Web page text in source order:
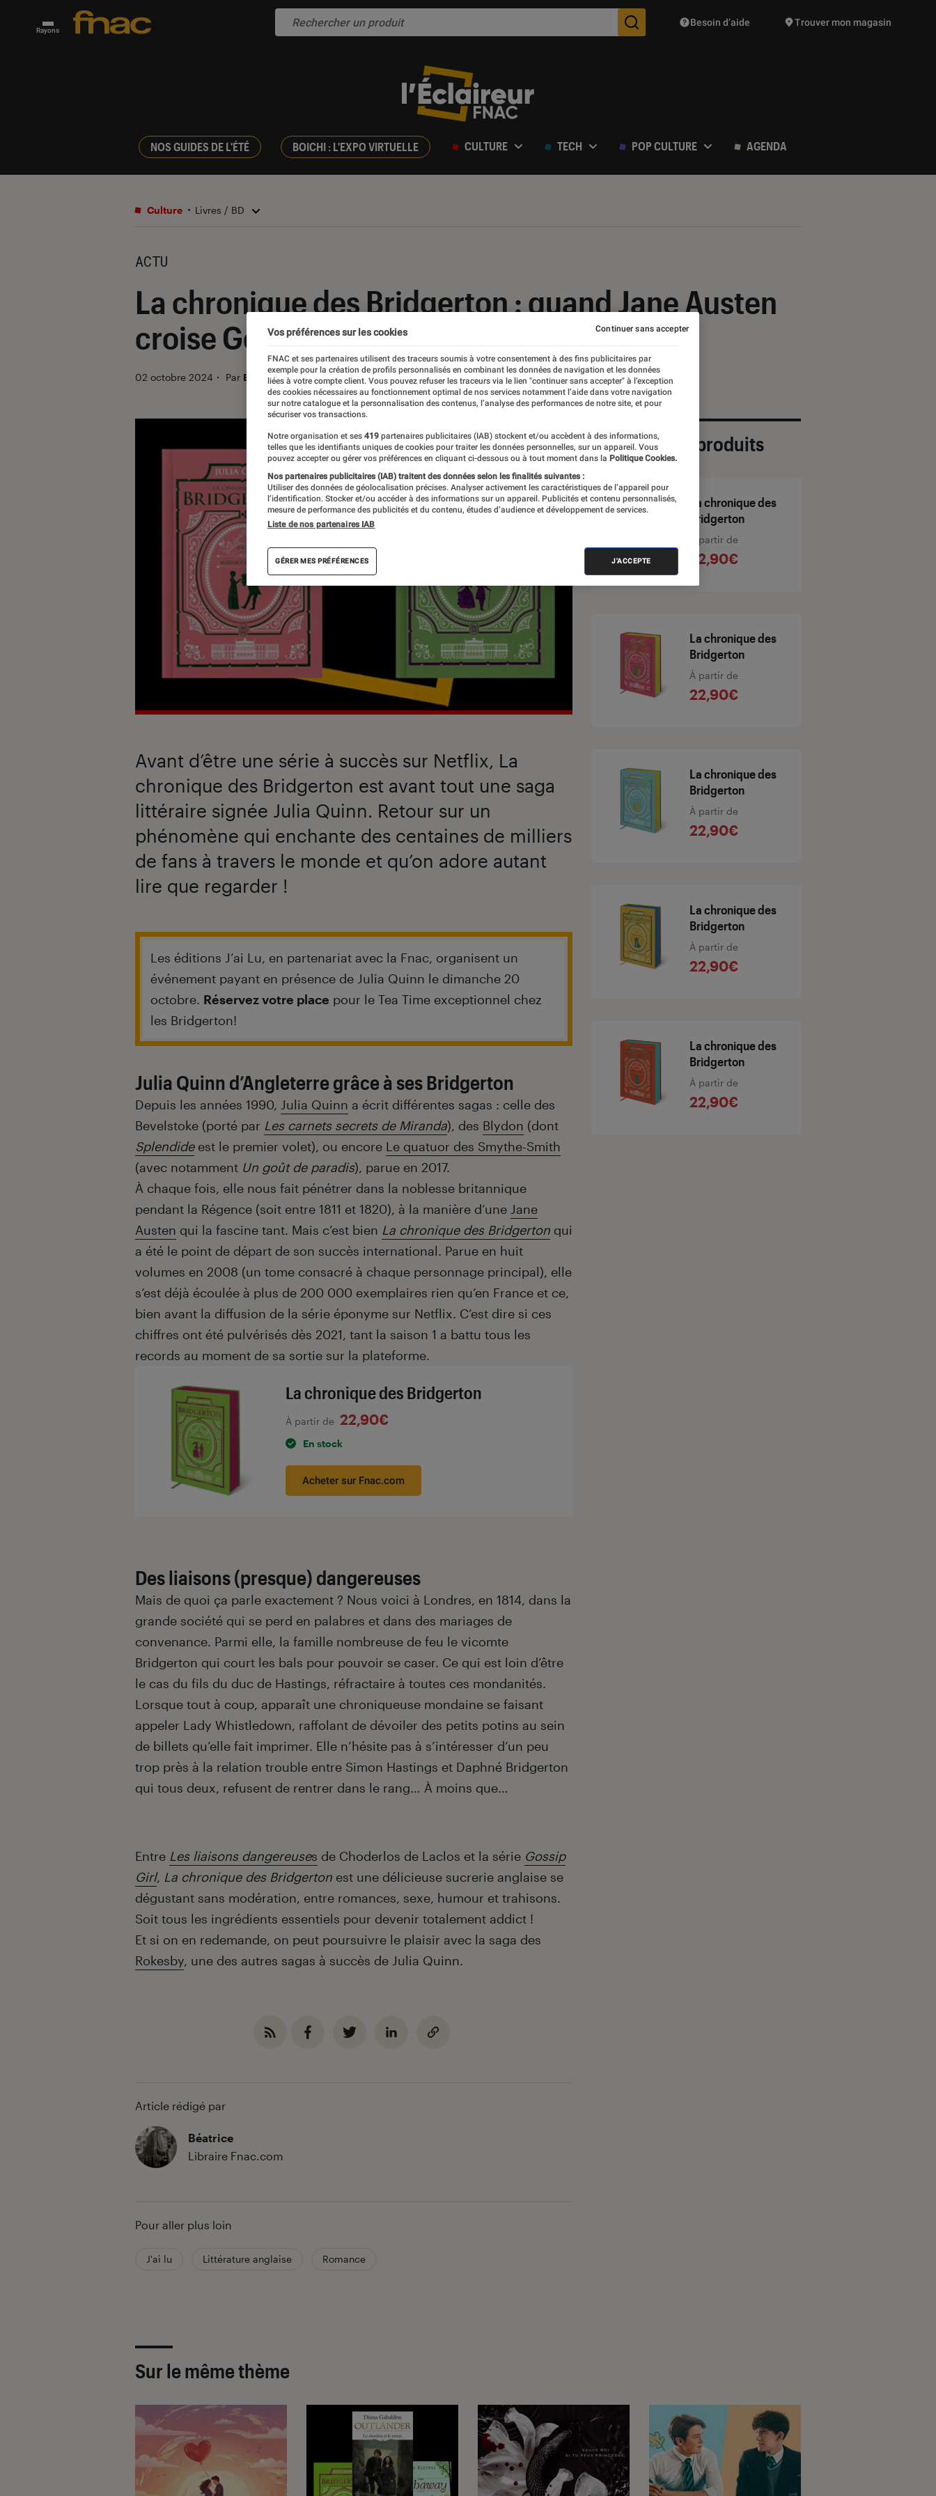
Rayons Des suggestions de produits vont vous être proposées
Besoin d’aide Trouver mon magasin
NOS GUIDES DE L'ÉTÉ BOICHI : L'EXPO VIRTUELLE CULTURE TECH POP CULTURE AGENDA
Culture Livres / BD
ACTU
La chronique des Bridgerton : quand Jane Austen
croise Gossip Girl
02 octobre 2024 ・ Par Béatrice
Avant d’être une série à succès sur Netflix, La
chronique des Bridgerton est avant tout une saga
littéraire signée Julia Quinn. Retour sur un
phénomène qui enchante des centaines de milliers
de fans à travers le monde et qu’on adore autant
lire que regarder !
Introduction
Les éditions J’ai Lu, en partenariat avec la Fnac, organisent un
événement payant en présence de Julia Quinn le dimanche 20
octobre. Réservez votre place pour le Tea Time exceptionnel chez
les Bridgerton!
Julia Quinn d’Angleterre grâce à ses Bridgerton
Depuis les années 1990, Julia Quinn a écrit différentes sagas : celle des
Bevelstoke (porté par Les carnets secrets de Miranda), des Blydon (dont
Splendideest le premier volet), ou encore Le quatuor des Smythe-Smith
(avec notamment Un goût de paradis), parue en 2017.
À chaque fois, elle nous fait pénétrer dans la noblesse britannique
pendant la Régence (soit entre 1811 et 1820), à la manière d’une Jane
Austen qui la fascine tant. Mais c’est bien La chronique des Bridgerton qui
a été le point de départ de son succès international. Parue en huit
volumes en 2008 (un tome consacré à chaque personnage principal), elle
s’est déjà écoulée à plus de 200 000 exemplaires rien qu’en France et ce,
bien avant la diffusion de la série éponyme sur Netflix. C’est dire si ces
chiffres ont été pulvérisés dès 2021, tant la saison 1 a battu tous les
records au moment de sa sortie sur la plateforme.
La chronique des Bridgerton
À partir de 22,90€
En stock
Acheter sur Fnac.com
Des liaisons (presque) dangereuses
Mais de quoi ça parle exactement ? Nous voici à Londres, en 1814, dans la
grande société qui se perd en palabres et dans des mariages de
convenance. Parmi elle, la famille nombreuse de feu le vicomte
Bridgerton qui court les bals pour pouvoir se caser. Ce qui est loin d’être
le cas du fils du duc de Hastings, réfractaire à toutes ces mondanités.
Lorsque tout à coup, apparaît une chroniqueuse mondaine se faisant
appeler Lady Whistledown, raffolant de dévoiler des petits potins au sein
de billets qu’elle fait imprimer. Elle n’hésite pas à s’intéresser d’un peu
trop près à la relation trouble entre Simon Hastings et Daphné Bridgerton
qui tous deux, refusent de rentrer dans le rang… À moins que…
Entre Les liaisons dangereuses de Choderlos de Laclos et la série Gossip
Girl, La chronique des Bridgerton est une délicieuse sucrerie anglaise se
dégustant sans modération, entre romances, sexe, humour et trahisons.
Soit tous les ingrédients essentiels pour devenir totalement addict !
Et si on en redemande, on peut poursuivre le plaisir avec la saga des
Rokesby, une des autres sagas à succès de Julia Quinn.
Article rédigé par
Béatrice
Libraire Fnac.com
Pour aller plus loin
J'ai lu Littérature anglaise Romance
Sélection de produits
La chronique des
Bridgerton
À partir de
22,90€
La chronique des
Bridgerton
À partir de
22,90€
La chronique des
Bridgerton
À partir de
22,90€
La chronique des
Bridgerton
À partir de
22,90€
La chronique des
Bridgerton
À partir de
22,90€
Sur le même thème
Vos préférences sur les cookies
FNAC et ses partenaires utilisent des traceurs soumis à votre consentement à des fins publicitaires par
exemple pour la création de profils personnalisés en combinant les données de navigation et les données
liées à votre compte client. Vous pouvez refuser les traceurs via le lien "continuer sans accepter" à l’exception
des cookies nécessaires au fonctionnement optimal de nos services notamment l’aide dans votre navigation
sur notre catalogue et la personnalisation des contenus, l’analyse des performances de notre site, et pour
sécuriser vos transactions.
Notre organisation et ses 419 partenaires publicitaires (IAB) stockent et/ou accèdent à des informations,
telles que les identifiants uniques de cookies pour traiter les données personnelles, sur un appareil. Vous
pouvez accepter ou gérer vos préférences en cliquant ci-dessous ou à tout moment dans la Politique Cookies.
Nos partenaires publicitaires (IAB) traitent des données selon les finalités suivantes :
Utiliser des données de géolocalisation précises. Analyser activement les caractéristiques de l’appareil pour
l’identification. Stocker et/ou accéder à des informations sur un appareil. Publicités et contenu personnalisés,
mesure de performance des publicités et du contenu, études d’audience et développement de services.
Liste de nos partenaires IAB
GÉRER MES PRÉFÉRENCES J'ACCEPTE
Continuer sans accepter